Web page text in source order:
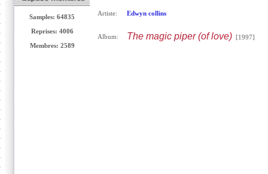
Samples: 64835
Reprises: 4006
Membres: 2589
Artiste: Edwyn collins
Album: The magic piper (of love)[1997]